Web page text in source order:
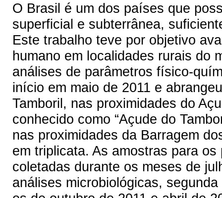
O Brasil é um dos países que
superficial e subterrânea,
Este trabalho teve por objetivo
humano em localidades rurais do
análises de parâmetros físico-
início em maio de 2011 e
Tamboril, nas proximidades do
conhecido como “Açude do
nas proximidades da Barragem
em triplicata. As amostras para
coletadas durante os meses de
análises microbiológicas,